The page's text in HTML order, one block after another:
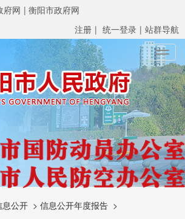
府网
衡阳市政府网
注册
统一登录 站群导航
息公开 > 信息公开年度报告 >